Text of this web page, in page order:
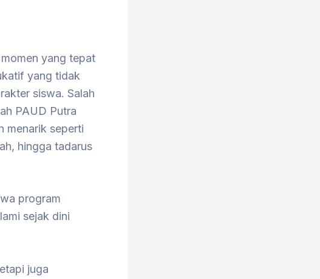
yang tepat
yang tidak
siswa. Salah
PAUD Putra
menarik seperti
hingga tadarus
program
sejak dini
juga